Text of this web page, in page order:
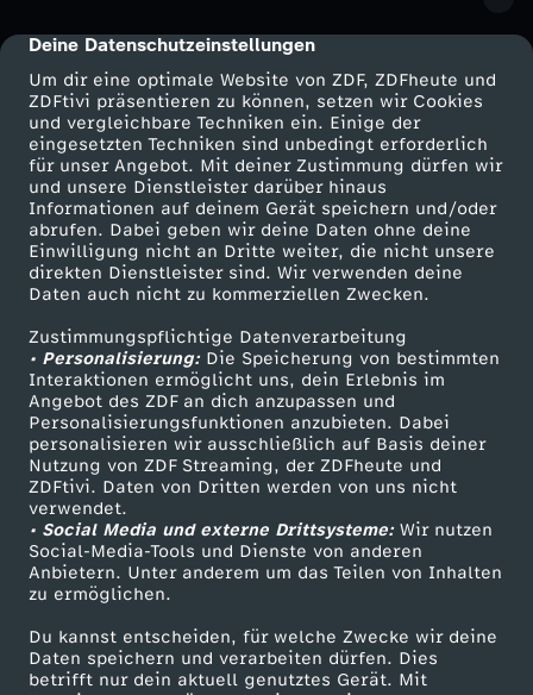
cmp-dialog-description
Deine Datenschutzeinstellungen
Um dir eine optimale Website von ZDF, ZDFheute und
ZDFtivi präsentieren zu können, setzen wir Cookies
und vergleichbare Techniken ein. Einige der
eingesetzten Techniken sind unbedingt erforderlich
für unser Angebot. Mit deiner Zustimmung dürfen wir
und unsere Dienstleister darüber hinaus
Informationen auf deinem Gerät speichern und/oder
abrufen. Dabei geben wir deine Daten ohne deine
Einwilligung nicht an Dritte weiter, die nicht unsere
direkten Dienstleister sind. Wir verwenden deine
Daten auch nicht zu kommerziellen Zwecken.
Zustimmungspflichtige Datenverarbeitung
• Personalisierung:Die Speicherung von bestimmten
Interaktionen ermöglicht uns, dein Erlebnis im
Angebot des ZDF an dich anzupassen und
Personalisierungsfunktionen anzubieten. Dabei
personalisieren wir ausschließlich auf Basis deiner
Nutzung von ZDF Streaming, der ZDFheute und
ZDFtivi. Daten von Dritten werden von uns nicht
verwendet.
• Social Media und externe Drittsysteme:Wir nutzen
Social-Media-Tools und Dienste von anderen
Anbietern. Unter anderem um das Teilen von Inhalten
zu ermöglichen.
Du kannst entscheiden, für welche Zwecke wir deine
Daten speichern und verarbeiten dürfen. Dies
betrifft nur dein aktuell genutztes Gerät. Mit
M
i
t
t
a
g
s
m
a
g
a
z
Mehr ZDF
ZDF-Apps
Smart TV
ZDFtext
Livestreams
Sendungen A-Z
TV-Programm
Service
ZDFmitreden
Kontakt zum ZDF
Tickets
Zuschauerservice
Hilfe
ZDF Unternehmen
Karriere
ZDF goes Schule
Werbefernsehen